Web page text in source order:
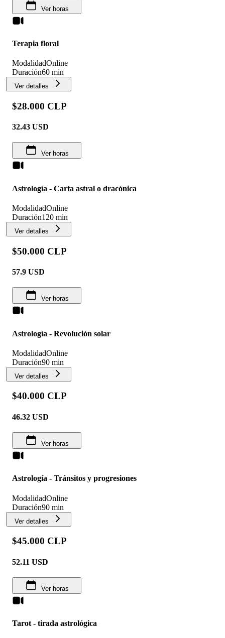
Ver horas
Terapia floral
ModalidadOnline
Duración60 min
Ver detalles
$28.000 CLP
32.43 USD
Ver horas
Astrología - Carta astral o dracónica
ModalidadOnline
Duración120 min
Ver detalles
$50.000 CLP
57.9 USD
Ver horas
Astrología - Revolución solar
ModalidadOnline
Duración90 min
Ver detalles
$40.000 CLP
46.32 USD
Ver horas
Astrología - Tránsitos y progresiones
ModalidadOnline
Duración90 min
Ver detalles
$45.000 CLP
52.11 USD
Ver horas
Tarot - tirada astrológica